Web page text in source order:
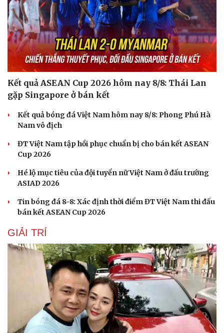
Sức khỏe
Dinh dưỡng - món ngon
Cây thuốc
Nhi khoa
Nam khoa
Phòng mạch online
Ăn sạch sống khỏe
Nhà đẹp
Kết quả ASEAN Cup 2026 hôm nay 8/8: Thái Lan
gặp Singapore ở bán kết
Kết quả bóng đá Việt Nam hôm nay 8/8: Phong Phú Hà
Nam vô địch
ĐT Việt Nam tập hồi phục chuẩn bị cho bán kết ASEAN
Cup 2026
Hé lộ mục tiêu của đội tuyển nữ Việt Nam ở đấu trường
ASIAD 2026
Tin bóng đá 8-8: Xác định thời điểm ĐT Việt Nam thi đấu
bán kết ASEAN Cup 2026
GIẢI TRÍ